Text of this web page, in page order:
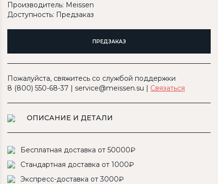
Производитель: Meissen
Доступность: Предзаказ
ПРЕДЗАКАЗ
Пожалуйста, свяжитесь со службой поддержки
8 (800) 550-68-37 | service@meissen.su | Связаться
ОПИСАНИЕ И ДЕТАЛИ
Бесплатная доставка от 50000₽
Стандартная доставка от 1000₽
Экспресс-доставка от 3000₽